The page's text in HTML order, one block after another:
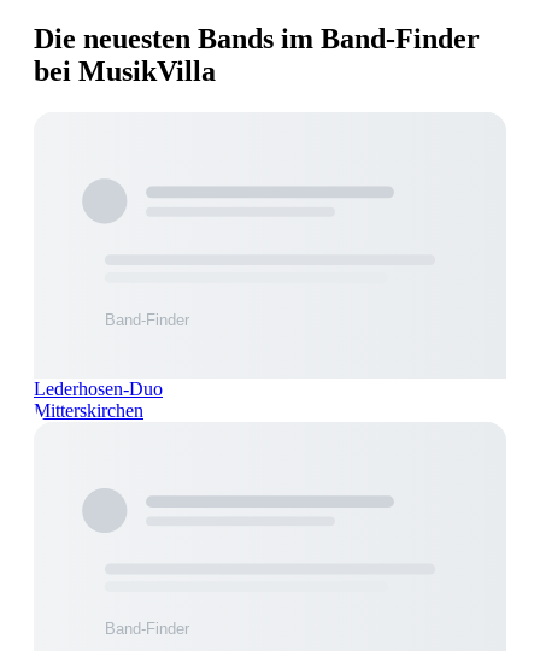
Die neuesten Bands im Band-Finder
bei MusikVilla
Lederhosen-Duo
Mitterskirchen